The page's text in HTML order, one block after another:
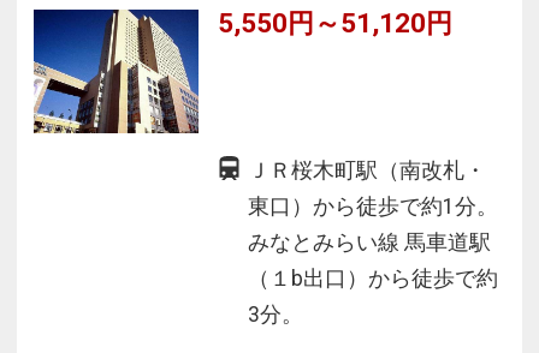
5,550円～51,120円
ＪＲ桜木町駅（南改札・
東口）から徒歩で約1分。
みなとみらい線 馬車道駅
（１b出口）から徒歩で約
3分。